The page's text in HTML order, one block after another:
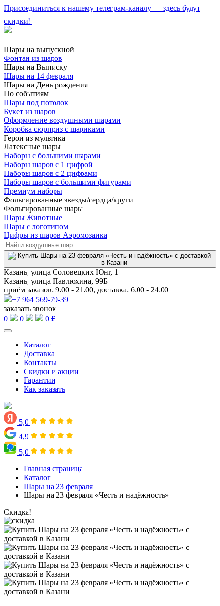
Присоединиться к нашему телеграм-каналу — здесь будут
скидки!
Шары на выпускной
Фонтан из шаров
Шары на Выписку
Шары на 14 февраля
Шары на День рождения
По событиям
Шары под потолок
Букет из шаров
Оформление воздушными шарами
Коробка сюрприз с шариками
Герои из мультика
Латексные шары
Наборы с большими шарами
Наборы шаров с 1 цифрой
Наборы шаров с 2 цифрами
Наборы шаров с большими фигурами
Премиум наборы
Фольгированные звезды/сердца/круги
Фольгированные шары
Шары Животные
Шары с логотипом
Цифры из шаров Аэромозаика
Казань, улица Соловецких Юнг, 1
Казань, улица Павлюхина, 99Б
приём заказов: 9:00 - 21:00, доставка: 6:00 - 24:00
+7 964 569-79-39
заказать звонок
0
0 0 ₽
Каталог
Доставка
Контакты
Скидки и акции
Гарантии
Как заказать
5,0
4,9
5,0
Главная страница
Каталог
Шары на 23 февраля
Шары на 23 февраля «Честь и надёжность»
Скидка!